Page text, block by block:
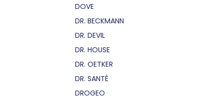
DOVE
DR. BECKMANN
DR. DEVIL
DR. HOUSE
DR. OETKER
DR. SANTÉ
DROGEO